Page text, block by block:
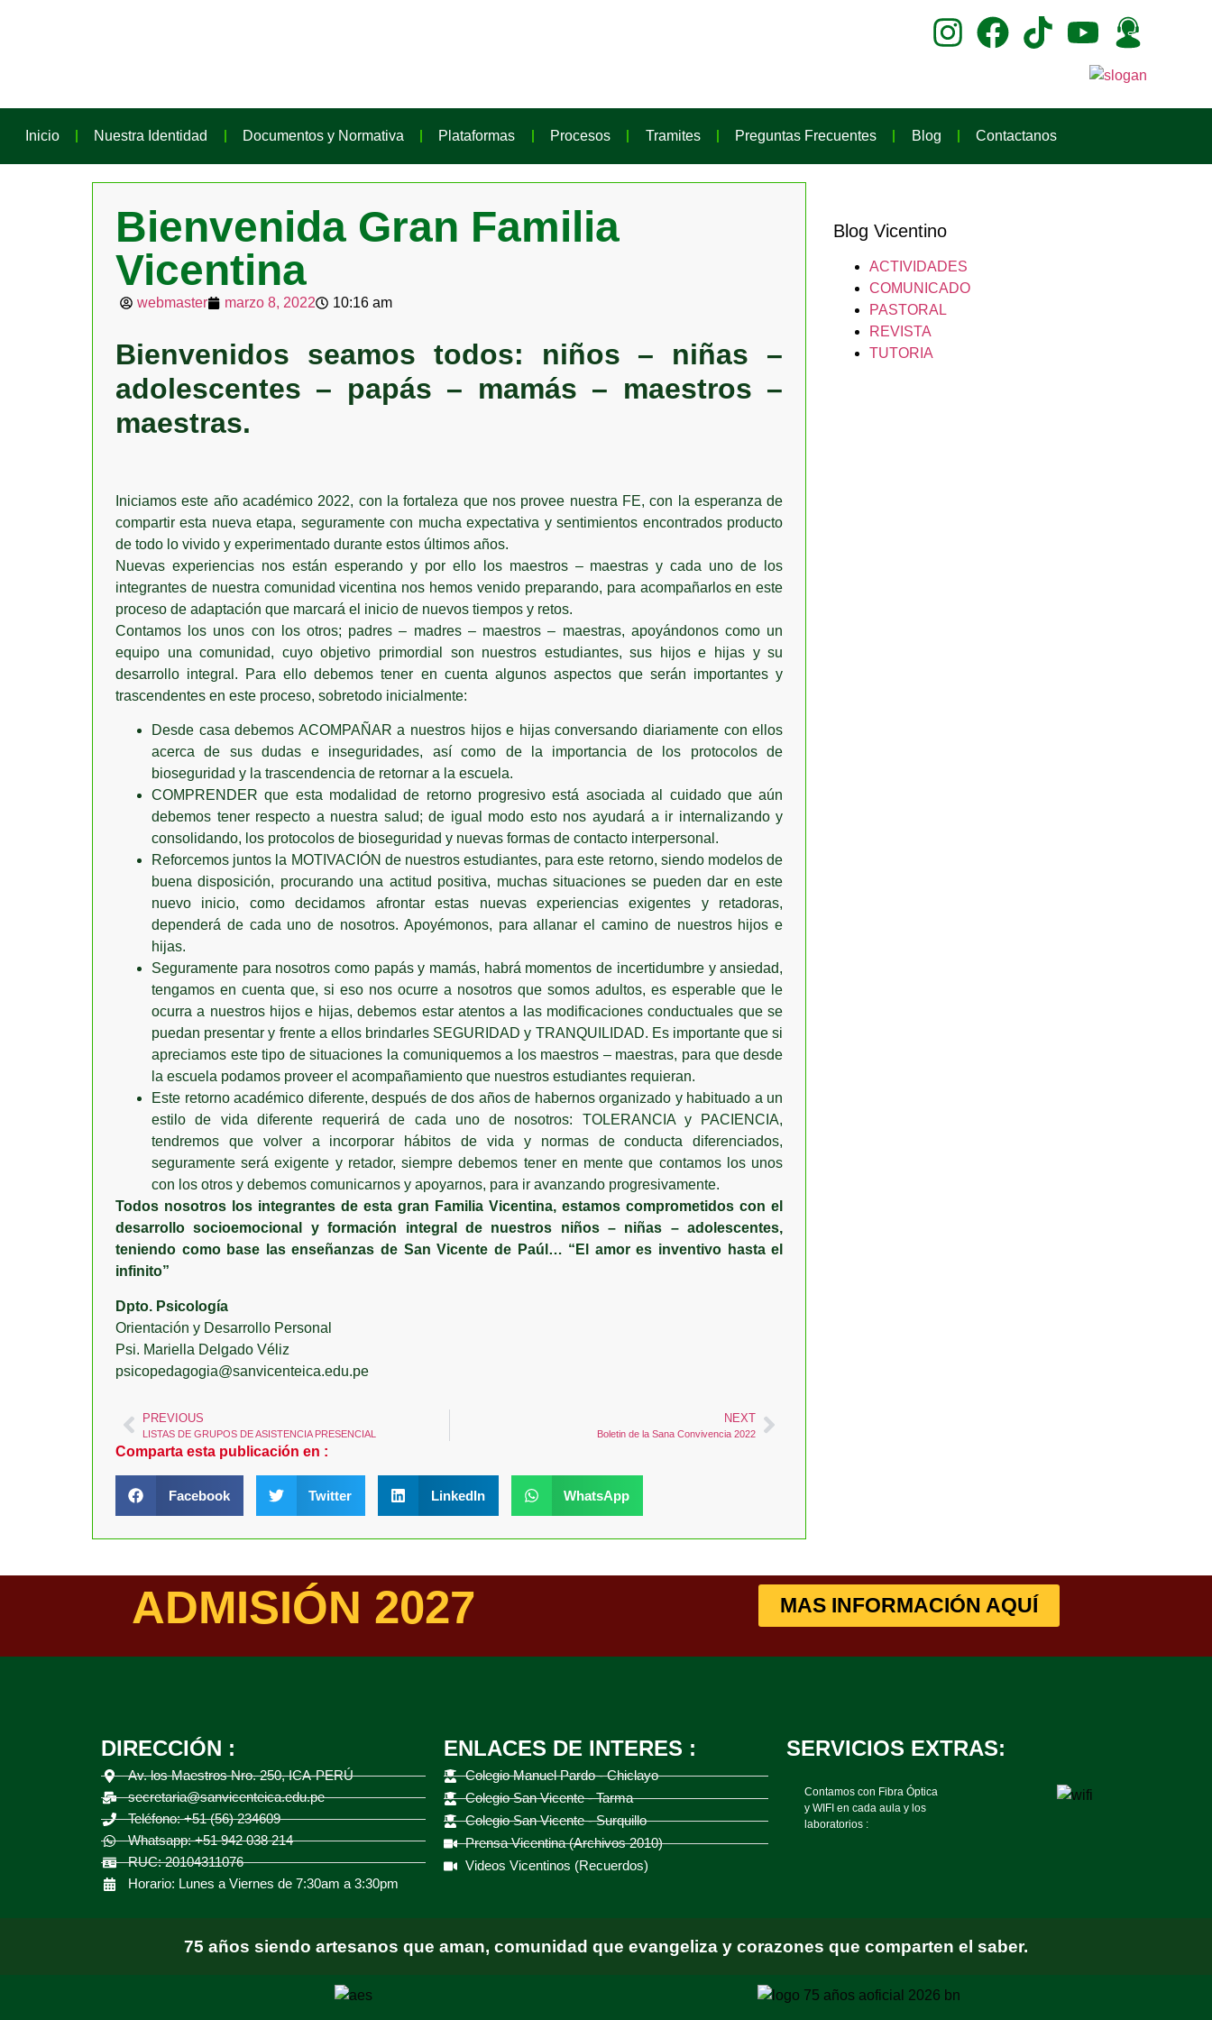
Inicio Nuestra Identidad Documentos y Normativa Plataformas Procesos Tramites Preguntas Frecuentes Blog Contactanos
Bienvenida Gran Familia
Vicentina
webmaster marzo 8, 2022 10:16 am
Bienvenidos seamos todos: niños – niñas –
adolescentes – papás – mamás – maestros –
maestras.
Iniciamos este año académico 2022, con la fortaleza que nos provee nuestra FE, con la esperanza de
compartir esta nueva etapa, seguramente con mucha expectativa y sentimientos encontrados producto
de todo lo vivido y experimentado durante estos últimos años.
Nuevas experiencias nos están esperando y por ello los maestros – maestras y cada uno de los
integrantes de nuestra comunidad vicentina nos hemos venido preparando, para acompañarlos en este
proceso de adaptación que marcará el inicio de nuevos tiempos y retos.
Contamos los unos con los otros; padres – madres – maestros – maestras, apoyándonos como un
equipo una comunidad, cuyo objetivo primordial son nuestros estudiantes, sus hijos e hijas y su
desarrollo integral. Para ello debemos tener en cuenta algunos aspectos que serán importantes y
trascendentes en este proceso, sobretodo inicialmente:
Desde casa debemos ACOMPAÑAR a nuestros hijos e hijas conversando diariamente con ellos
acerca de sus dudas e inseguridades, así como de la importancia de los protocolos de
bioseguridad y la trascendencia de retornar a la escuela.
COMPRENDER que esta modalidad de retorno progresivo está asociada al cuidado que aún
debemos tener respecto a nuestra salud; de igual modo esto nos ayudará a ir internalizando y
consolidando, los protocolos de bioseguridad y nuevas formas de contacto interpersonal.
Reforcemos juntos la MOTIVACIÓN de nuestros estudiantes, para este retorno, siendo modelos de
buena disposición, procurando una actitud positiva, muchas situaciones se pueden dar en este
nuevo inicio, como decidamos afrontar estas nuevas experiencias exigentes y retadoras,
dependerá de cada uno de nosotros. Apoyémonos, para allanar el camino de nuestros hijos e
hijas.
Seguramente para nosotros como papás y mamás, habrá momentos de incertidumbre y ansiedad,
tengamos en cuenta que, si eso nos ocurre a nosotros que somos adultos, es esperable que le
ocurra a nuestros hijos e hijas, debemos estar atentos a las modificaciones conductuales que se
puedan presentar y frente a ellos brindarles SEGURIDAD y TRANQUILIDAD. Es importante que si
apreciamos este tipo de situaciones la comuniquemos a los maestros – maestras, para que desde
la escuela podamos proveer el acompañamiento que nuestros estudiantes requieran.
Este retorno académico diferente, después de dos años de habernos organizado y habituado a un
estilo de vida diferente requerirá de cada uno de nosotros: TOLERANCIA y PACIENCIA,
tendremos que volver a incorporar hábitos de vida y normas de conducta diferenciados,
seguramente será exigente y retador, siempre debemos tener en mente que contamos los unos
con los otros y debemos comunicarnos y apoyarnos, para ir avanzando progresivamente.
Todos nosotros los integrantes de esta gran Familia Vicentina, estamos comprometidos con el
desarrollo socioemocional y formación integral de nuestros niños – niñas – adolescentes,
teniendo como base las enseñanzas de San Vicente de Paúl… “El amor es inventivo hasta el
infinito”
Dpto. Psicología
Orientación y Desarrollo Personal
Psi. Mariella Delgado Véliz
psicopedagogia@sanvicenteica.edu.pe
PREVIOUS
LISTAS DE GRUPOS DE ASISTENCIA PRESENCIAL
NEXT
Boletin de la Sana Convivencia 2022
Comparta esta publicación en :
Facebook Twitter LinkedIn WhatsApp
Blog Vicentino
ACTIVIDADES
COMUNICADO
PASTORAL
REVISTA
TUTORIA
ADMISIÓN 2027 MAS INFORMACIÓN AQUÍ
DIRECCIÓN :
Av. los Maestros Nro. 250, ICA-PERÚ
secretaria@sanvicenteica.edu.pe
Teléfono: +51 (56) 234609
Whatsapp: +51 942 038 214
RUC: 20104311076
Horario: Lunes a Viernes de 7:30am a 3:30pm
ENLACES DE INTERES :
Colegio Manuel Pardo - Chiclayo
Colegio San Vicente - Tarma
Colegio San Vicente - Surquillo
Prensa Vicentina (Archivos 2010)
Videos Vicentinos (Recuerdos)
SERVICIOS EXTRAS:
Contamos con Fibra Óptica
y WIFI en cada aula y los
laboratorios :
75 años siendo artesanos que aman, comunidad que evangeliza y corazones que comparten el saber.